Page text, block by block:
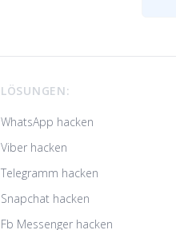
LÖSUNGEN:
WhatsApp hacken
Viber hacken
Telegramm hacken
Snapchat hacken
Fb Messenger hacken